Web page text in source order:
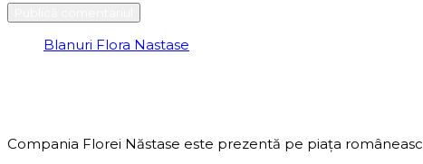
Blanuri Flora Nastase
Compania Florei Năstase este prezentă pe piața